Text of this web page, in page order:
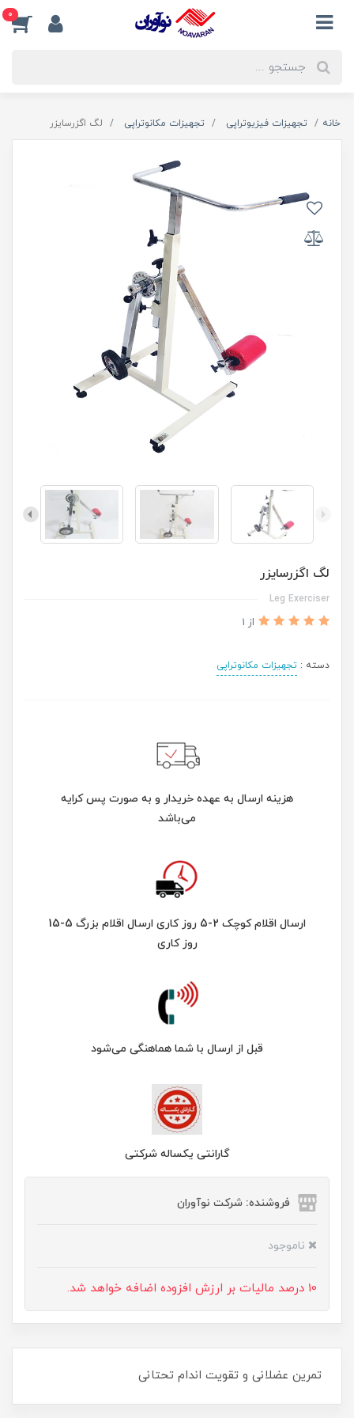
0
خانه تجهیزات فیزیوتراپی تجهیزات مکانوتراپی لگ اگزرسايزر
لگ اگزرسايزر
Leg Exerciser
از 1
دسته : تجهیزات مکانوتراپی
هزینه ارسال به عهده خریدار و به صورت پس کرایه
می‌باشد
ارسال اقلام کوچک 2-5 روز کاری ارسال اقلام بزرگ 5-15
روز کاری
قبل از ارسال با شما هماهنگی می‌شود
گارانتی یکساله شرکتی
فروشنده: شرکت نوآوران
ناموجود
10 درصد مالیات بر ارزش افزوده اضافه خواهد شد.
تمرین عضلانی و تقویت اندام تحتانی